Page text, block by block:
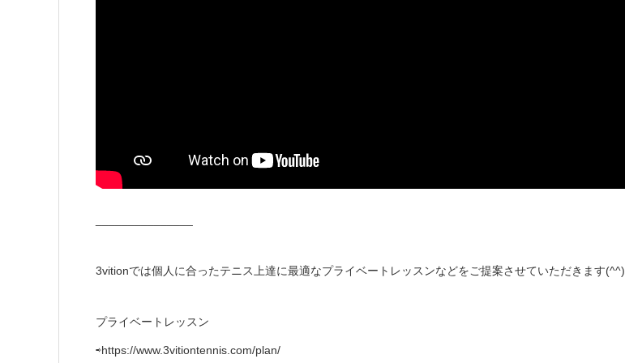
3vitionでは個人に合ったテニス上達に最適なプライベートレッスンなどをご提案させていただきます(^^)
プライベートレッスン
⇨https://www.3vitiontennis.com/plan/